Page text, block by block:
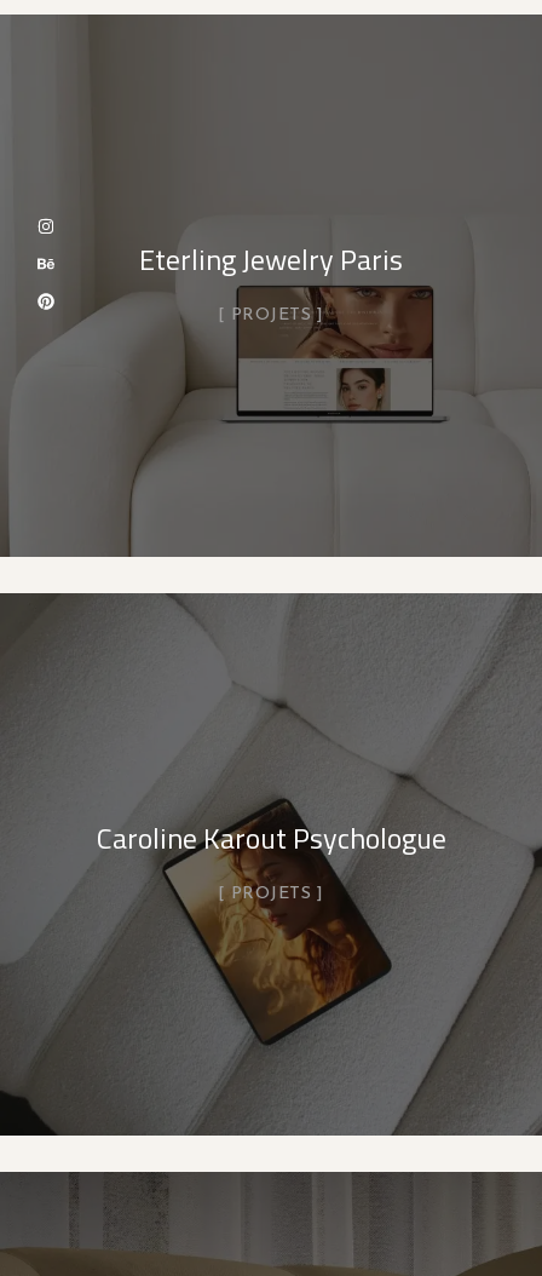
Eterling Jewelry Paris
PROJETS
Caroline Karout Psychologue
PROJETS